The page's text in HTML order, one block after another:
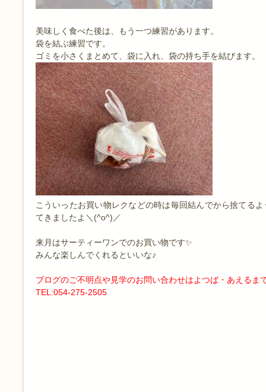
美味しく食べた後は、もう一つ練習があります。
袋を結ぶ練習です。
ゴミを小さくまとめて、袋に入れ、袋の持ち手を結びます。
こういったお買い物レクなどの時は毎回結んでから捨てる
てきましたよ＼(^o^)／
来月はサーティーワンでのお買い物です✨
みんな楽しんでくれるといいな♪
ブログのご不明点や見学のお問い合わせはよつば・あえるま
TEL:054-275-2505